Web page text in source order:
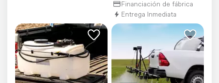
Financiación de fábrica
Entrega Inmediata